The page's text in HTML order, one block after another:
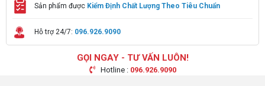
Sản phẩm được Kiểm Định Chất Lượng Theo Tiêu Chuẩn
Hỗ trợ 24/7: 096.926.9090
GỌI NGAY - TƯ VẤN LUÔN!
Hotline : 096.926.9090